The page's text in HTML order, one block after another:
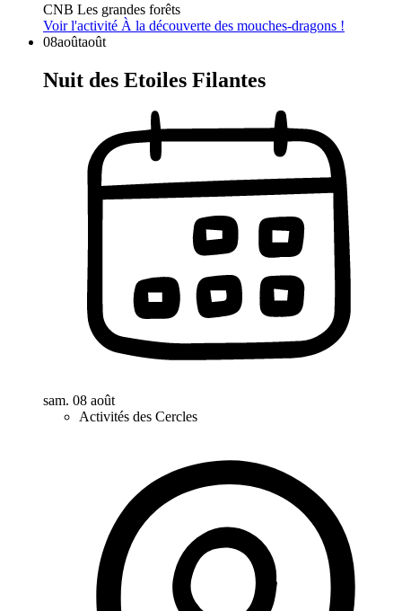
CNB Les grandes forêts
Voir l'activité À la découverte des mouches-dragons !
08aoûtaoût
Nuit des Etoiles Filantes
sam. 08 août
Activités des Cercles